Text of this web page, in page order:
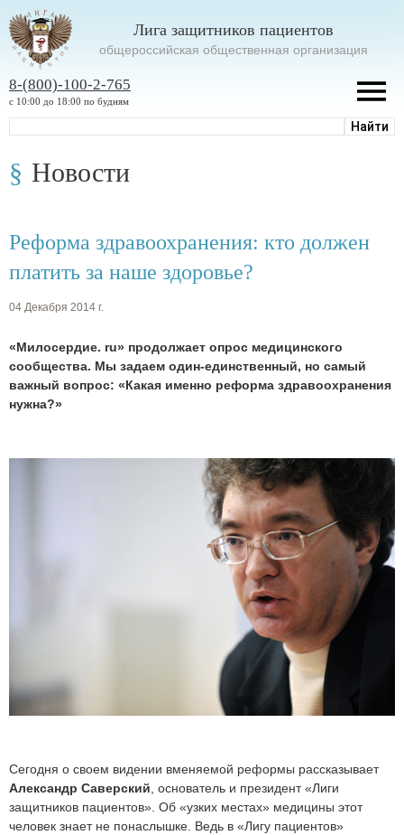
Лига защитников пациентов
oбщероссийская общественная организация
8-(800)-100-2-765
с 10:00 до 18:00 по будням
Новости
Реформа здравоохранения: кто должен
платить за наше здоровье?
04 Декабря 2014 г.
«Милосердие. ru» продолжает опрос медицинского
сообщества. Мы задаем один-единственный, но самый
важный вопрос: «Какая именно реформа здравоохранения
нужна?»
Сегодня о своем видении вменяемой реформы рассказывает
Александр Саверский , основатель и президент «Лиги
защитников пациентов». Об «узких местах» медицины этот
человек знает не понаслышке. Ведь в «Лигу пациентов»